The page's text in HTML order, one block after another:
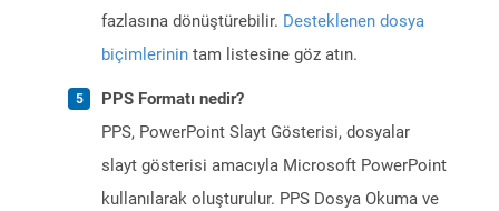
fazlasına dönüştürebilir. Desteklenen dosya
biçimlerinin tam listesine göz atın.
PPS Formatı nedir?
PPS, PowerPoint Slayt Gösterisi, dosyalar
slayt gösterisi amacıyla Microsoft PowerPoint
kullanılarak oluşturulur. PPS Dosya Okuma ve